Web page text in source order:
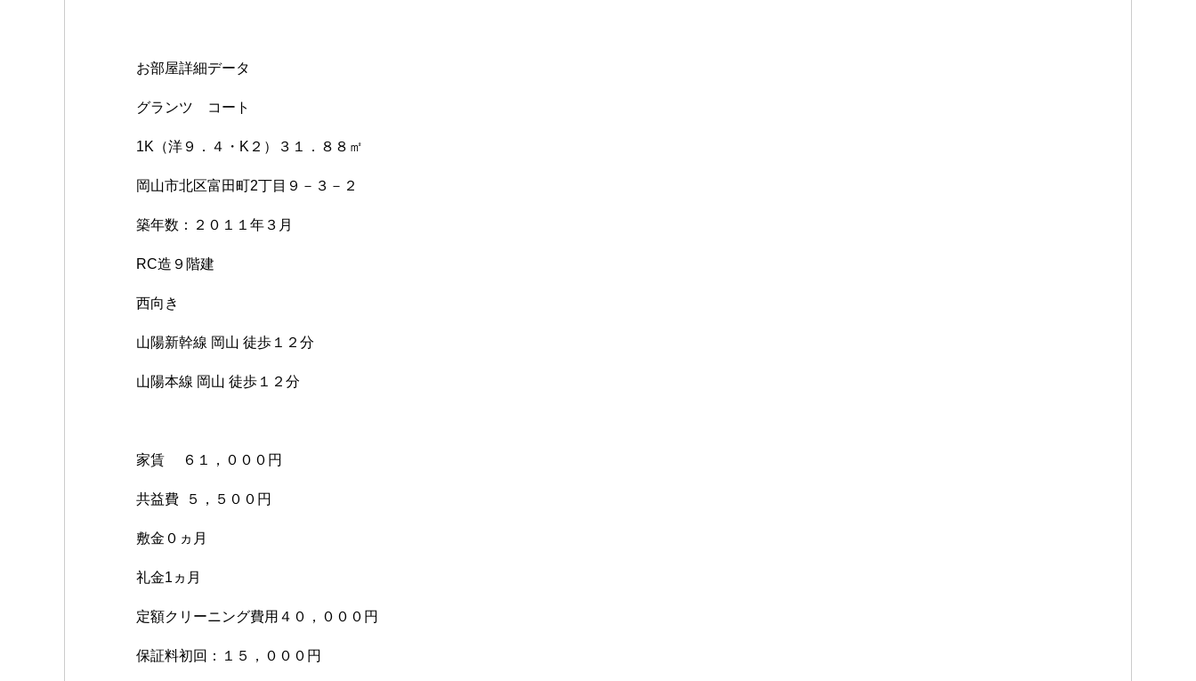
o
k
お部屋詳細データ
グランツ コート
1K（洋９．４・K２）３１．８８㎡
岡山市北区富田町2丁目９－３－２
築年数：２０１１年３月
RC造９階建
西向き
山陽新幹線 岡山 徒歩１２分
山陽本線 岡山 徒歩１２分
家賃 ６１，０００円
共益費 ５，５００円
敷金０ヵ月
礼金1ヵ月
定額クリーニング費用４０，０００円
保証料初回：１５，０００円